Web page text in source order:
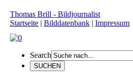
Thomas Brill - Bildjournalist
Startseite | Bilddatenbank | Impressum
Search